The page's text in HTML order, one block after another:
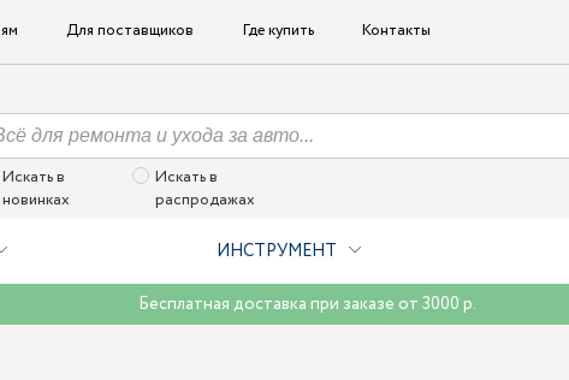
Для поставщиков Где купить Контакты
Искать в
новинках
Искать в
распродажах
ИНСТРУМЕНТ
Бесплатная доставка при заказе от 3000 р.